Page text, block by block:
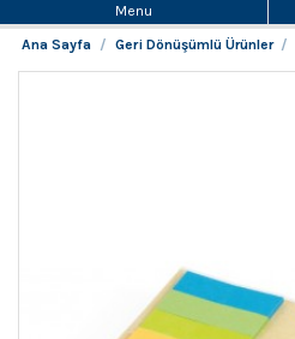
Menu
Ana Sayfa
Geri Dönüşümlü Ürünler